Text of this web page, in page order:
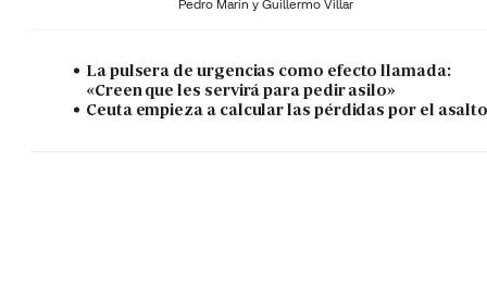
Pedro Marín y Guillermo Villar
La pulsera de urgencias como efecto llamada:
«Creen que les servirá para pedir asilo»
Ceuta empieza a calcular las pérdidas por el